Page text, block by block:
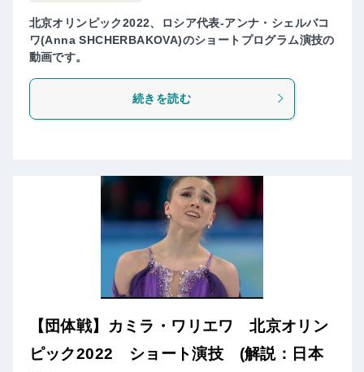
北京オリンピック2022、ロシア代表-アンナ・シェルバコ
ワ(Anna SHCHERBAKOVA)のショートプログラム演技の
動画です。
続きを読む
【団体戦】カミラ・ワリエワ 北京オリン
ピック2022 ショート演技 (解説：日本